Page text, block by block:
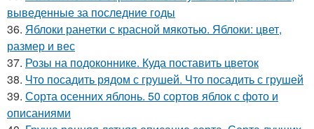
выведенные за последние годы
36. Яблоки ранетки с красной мякотью. Яблоки: цвет,
размер и вес
37. Розы на подоконнике. Куда поставить цветок
38. Что посадить рядом с грушей. Что посадить с грушей
39. Сорта осенних яблонь. 50 сортов яблок с фото и
описаниями